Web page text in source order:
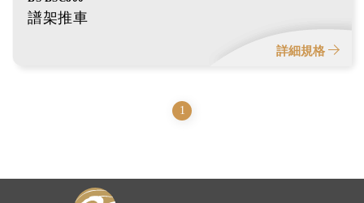
譜架推車
詳細規格
1